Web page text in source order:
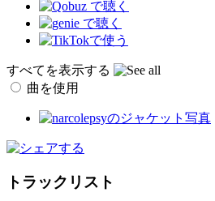
すべてを表示する
曲を使用
トラックリスト